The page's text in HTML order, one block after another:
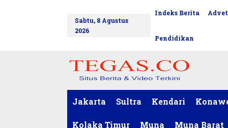
Sabtu, 8 Agustus
2026
Indeks Berita
Pendidikan
Jakarta Sultra Kendari
Kolaka Timur Muna Muna Barat